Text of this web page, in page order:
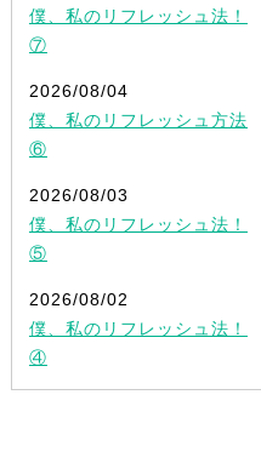
僕、私のリフレッシュ法！
⑦
2026/08/04
僕、私のリフレッシュ方法
⑥
2026/08/03
僕、私のリフレッシュ法！
⑤
2026/08/02
僕、私のリフレッシュ法！
④